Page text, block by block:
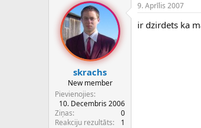
skrachs
New member
Pievienojies
10. Decembris 2006
Ziņas
0
Reakciju rezultāts
1
9. Aprīlis 2007
ir dzirdets ka